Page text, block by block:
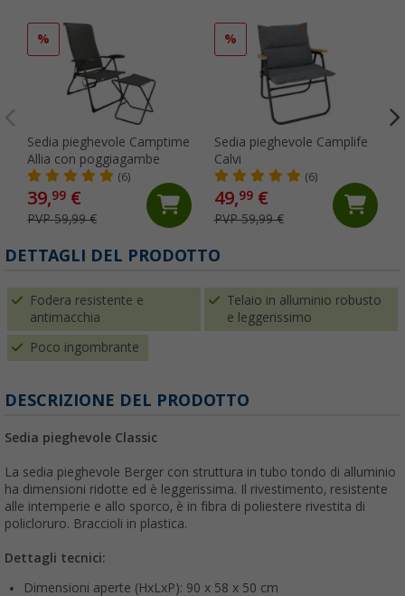
%
Sedia pieghevole Camptime
Allia con poggiagambe
(6)
39,99 €
PVP 59,99 €
%
Sedia pieghevole Camplife
Calvi
(6)
49,99€
PVP 59,99 €
DETTAGLI DEL PRODOTTO
Fodera resistente e
antimacchia
Telaio in alluminio robusto
e leggerissimo
Poco ingombrante
DESCRIZIONE DEL PRODOTTO
Sedia pieghevole Classic
La sedia pieghevole Berger con struttura in tubo tondo di alluminio
ha dimensioni ridotte ed è leggerissima. Il rivestimento, resistente
alle intemperie e allo sporco, è in fibra di poliestere rivestita di
policloruro. Braccioli in plastica.
Dettagli tecnici:
Dimensioni aperte (HxLxP): 90 x 58 x 50 cm